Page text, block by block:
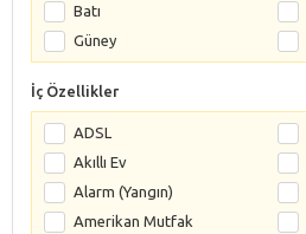
Batı
Güney
İç Özellikler
ADSL
Akıllı Ev
Alarm (Yangın)
Amerikan Mutfak